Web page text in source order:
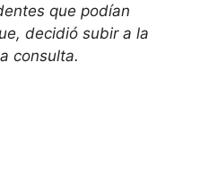
que podían
decidió subir a la
consulta.